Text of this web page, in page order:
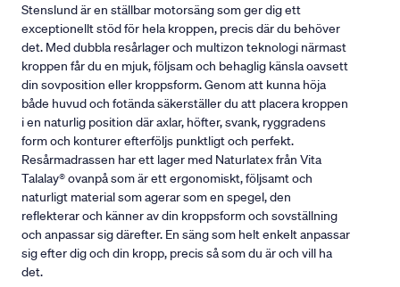
Stenslund är en ställbar motorsäng som ger dig ett
exceptionellt stöd för hela kroppen, precis där du behöver
det. Med dubbla resårlager och multizon teknologi närmast
kroppen får du en mjuk, följsam och behaglig känsla oavsett
din sovposition eller kroppsform. Genom att kunna höja
både huvud och fotända säkerställer du att placera kroppen
i en naturlig position där axlar, höfter, svank, ryggradens
form och konturer efterföljs punktligt och perfekt.
Resårmadrassen har ett lager med Naturlatex från Vita
Talalay® ovanpå som är ett ergonomiskt, följsamt och
naturligt material som agerar som en spegel, den
reflekterar och känner av din kroppsform och sovställning
och anpassar sig därefter. En säng som helt enkelt anpassar
sig efter dig och din kropp, precis så som du är och vill ha
det.